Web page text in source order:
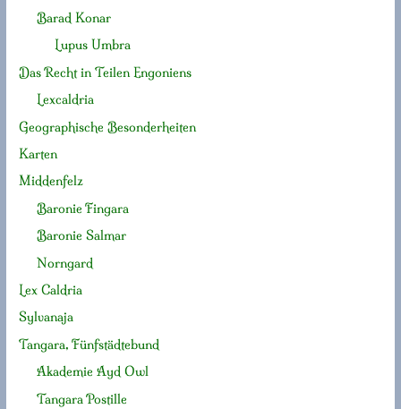
Barad Konar
Lupus Umbra
Das Recht in Teilen Engoniens
Lexcaldria
Geographische Besonderheiten
Karten
Middenfelz
Baronie Fingara
Baronie Salmar
Norngard
Lex Caldria
Sylvanaja
Tangara, Fünfstädtebund
Akademie Ayd Owl
Tangara Postille